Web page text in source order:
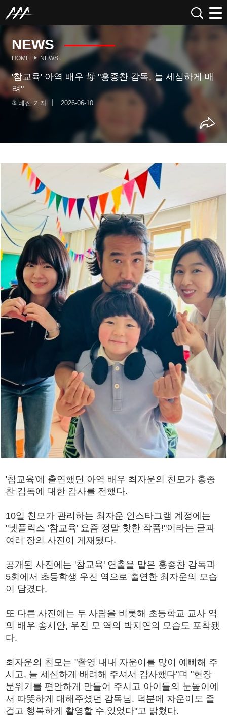
NEWS
HOME NEWS
'참교육' 아역 배우 母 "홍종찬 감독, 늘 세심하게 배
려"
최혜진 기자 2026-06-10
'참교육'에 출연했던 아역 배우 최자운의 친모가 홍종
찬 감독에 대한 감사를 전했다.
10일 친모가 관리하는 최자운 인스타그램 계정에는
"넷플릭스 '참교육' 요즘 정말 핫한 작품!"이라는 글과
여러 장의 사진이 게재됐다.
공개된 사진에는 '참교육' 연출을 맡은 홍종찬 감독과
5회에서 초등학생 우진 역으로 출연한 최자운의 모습
이 담겼다.
또 다른 사진에는 두 사람을 비롯해 초등학교 교사 역
의 배우 송시안, 우진 모 역의 박지연의 모습도 포착됐
다.
최자운의 친모는 "촬영 내내 자운이를 많이 예뻐해 주
시고, 늘 세심하게 배려해 주셔서 감사했다"며 "현장
분위기를 편안하게 만들어 주시고 아이들의 눈높이에
서 따뜻하게 대해주셨던 감독님. 덕분에 자운이도 즐
겁고 행복하게 촬영할 수 있었다"고 밝혔다.